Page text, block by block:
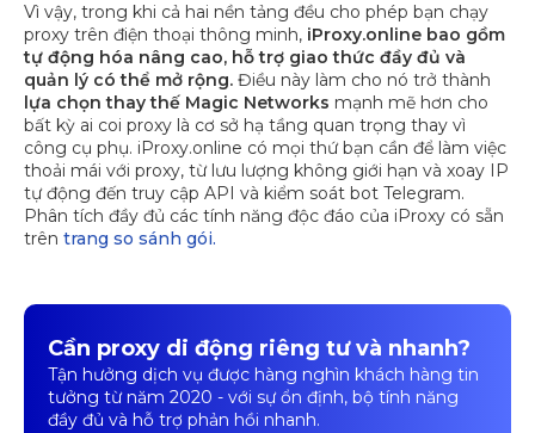
Vì vậy, trong khi cả hai nền tảng đều cho phép bạn chạy
proxy trên điện thoại thông minh, iProxy.online bao gồm
tự động hóa nâng cao, hỗ trợ giao thức đầy đủ và
quản lý có thể mở rộng. Điều này làm cho nó trở thành
lựa chọn thay thế Magic Networks mạnh mẽ hơn cho
bất kỳ ai coi proxy là cơ sở hạ tầng quan trọng thay vì
công cụ phụ. iProxy.online có mọi thứ bạn cần để làm việc
thoải mái với proxy, từ lưu lượng không giới hạn và xoay IP
tự động đến truy cập API và kiểm soát bot Telegram.
Phân tích đầy đủ các tính năng độc đáo của iProxy có sẵn
trên trang so sánh gói.
Cần proxy di động riêng tư và nhanh?
Tận hưởng dịch vụ được hàng nghìn khách hàng tin
tưởng từ năm 2020 - với sự ổn định, bộ tính năng
đầy đủ và hỗ trợ phản hồi nhanh.